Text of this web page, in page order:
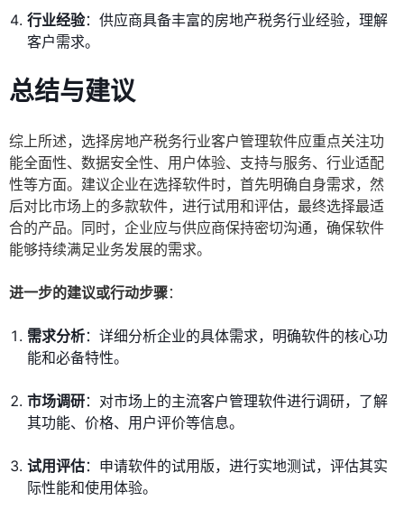
行业经验：供应商具备丰富的房地产税务行业经验，理解
客户需求。
总结与建议
综上所述，选择房地产税务行业客户管理软件应重点关注功
能全面性、数据安全性、用户体验、支持与服务、行业适配
性等方面。建议企业在选择软件时，首先明确自身需求，然
后对比市场上的多款软件，进行试用和评估，最终选择最适
合的产品。同时，企业应与供应商保持密切沟通，确保软件
能够持续满足业务发展的需求。
进一步的建议或行动步骤：
需求分析：详细分析企业的具体需求，明确软件的核心功
能和必备特性。
市场调研：对市场上的主流客户管理软件进行调研，了解
其功能、价格、用户评价等信息。
试用评估：申请软件的试用版，进行实地测试，评估其实
际性能和使用体验。